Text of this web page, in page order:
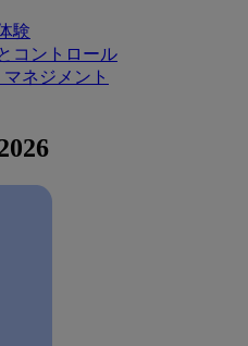
験
コントロール
ネジメント